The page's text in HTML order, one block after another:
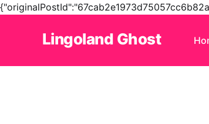
Lingoland Ghost